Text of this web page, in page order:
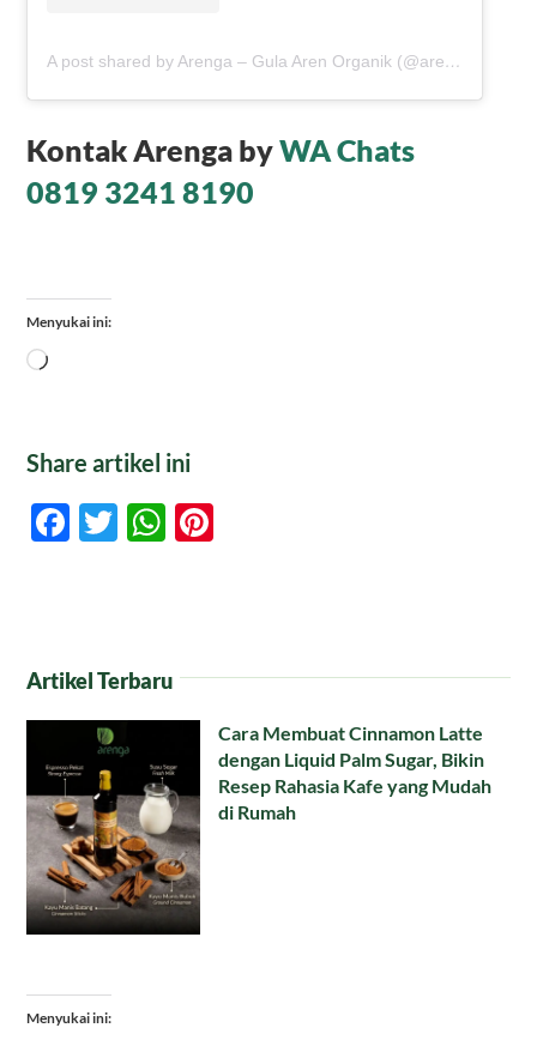
A post shared by Arenga – Gula Aren Organik (@arengaindonesia)
Kontak Arenga byWA Chats
0819 3241 8190
Menyukai ini:
Memuat...
Share artikel ini
Facebook
TwitterWhatsApp
Artikel Terbaru
Cara Membuat Cinnamon Latte
dengan Liquid Palm Sugar, Bikin
Resep Rahasia Kafe yang Mudah
di Rumah
Menyukai ini: